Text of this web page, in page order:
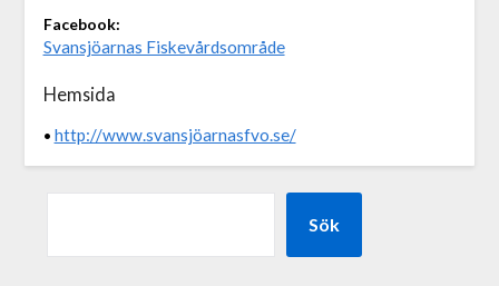
Facebook:
Svansjöarnas Fiskevårdsområde
Hemsida
• http://www.svansjöarnasfvo.se/
Sök